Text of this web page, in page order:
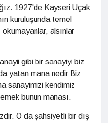
1927'de Kayseri Uçak
kuruluşunda temel
alsınlar
gibi bir sanayiyi biz
yatan mana nedir Biz
sanayimizi kendimiz
bunun manası.
O da şahsiyetli bir dış